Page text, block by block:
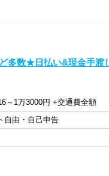
ど多数★日払い&現金手
～1万3000円 +交通費全額
自由・自己申告